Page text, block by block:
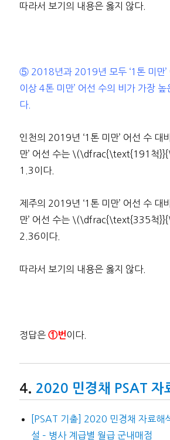
따라서 보기의 내용은 옳지 않다.
⑤ 2018년과 2019년 모두 ‘1톤 미만’
이상 4톤 미만’ 어선 수의 비가 가장 높
다.
인천의 2019년 ‘1톤 미만’ 어선 수 대
만’ 어선 수는 \(\dfrac{\text{191척
1.3이다.
제주의 2019년 ‘1톤 미만’ 어선 수 대
만’ 어선 수는 \(\dfrac{\text{335척
2.36이다.
따라서 보기의 내용은 옳지 않다.
정답은 ①번 이다.
2020 민경채 PSAT 자
[PSAT 기출] 2020 민경채 자료해
설 – 병사 계급별 월급 군내매점